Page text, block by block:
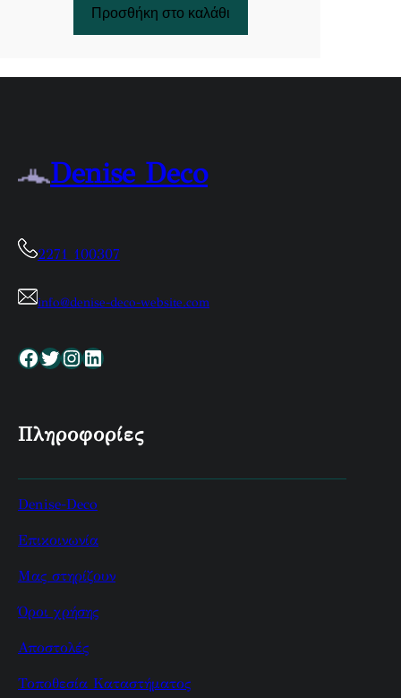
Προσθήκη στο καλάθι
Denise Deco
2271 100307
info@denise-deco-website.com
Facebook Twitter InstagramLinkedin
Πληροφορίες
Denise-Deco
Επικοινωνία
Μας στηρίζουν
Όροι χρήσης
Αποστολές
Τοποθεσία Καταστήματος